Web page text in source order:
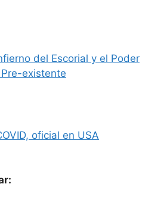
del Escorial y el Poder
existente
oficial en USA